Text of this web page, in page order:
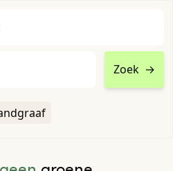
Zoek →